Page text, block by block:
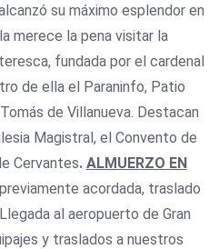
su máximo esplendor en
merece la pena visitar la
fundada por el cardenal
de ella el Paraninfo, Patio
de Villanueva. Destacan
Magistral, el Convento de
Cervantes. ALMUERZO EN
acordada, traslado
al aeropuerto de Gran
y traslados a nuestros